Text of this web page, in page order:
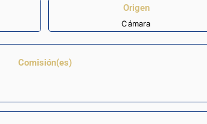
Origen
Cámara
Comisión(es)